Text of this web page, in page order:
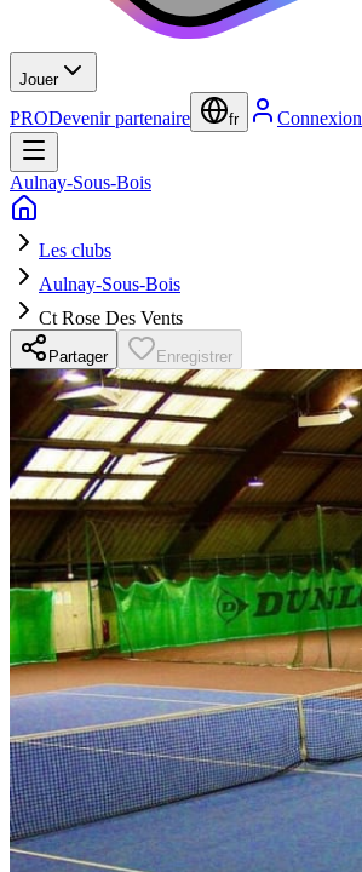
Jouer
PRODevenir partenaire fr Connexion
Aulnay-Sous-Bois
Les clubs
Aulnay-Sous-Bois
Ct Rose Des Vents
Partager Enregistrer